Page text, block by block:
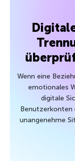
Wenn eine
emotionales
digitale
Benutzerkonten
unangenehme